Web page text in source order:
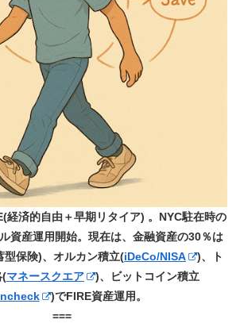
経済的自由＋早期リタイア) 。NYC駐在時の
資産運用開始。現在は、金融資産の30％は
型保険)、オルカン積立(iDeCo/NISA
)、ト
(マネースクエア
)、ビットコイン積立
)でFIRE資産運用。
===